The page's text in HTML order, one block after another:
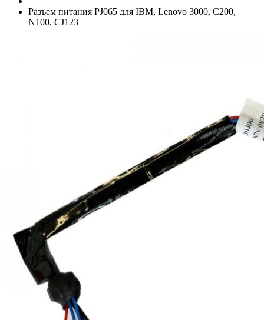
Разъем питания PJ065 для IBM, Lenovo 3000, C200,
N100, CJ123